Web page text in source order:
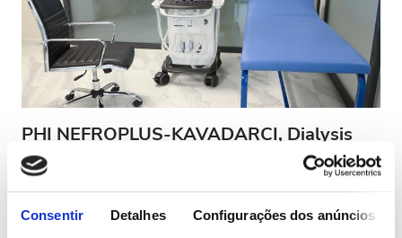
Consentir Detalhes Configurações dos anúncios
Pacientes com HIV
Pacientes com Hepatite B
Pacientes com Hepatite C
Instalações
PHI NEFROPLUS-KAVADARCI, Dialysis
center Tetovo
Tetovo, Macedônia do Norte